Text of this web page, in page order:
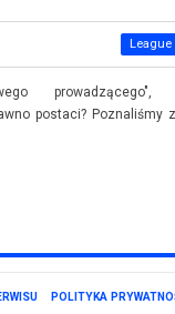
postaci? Poznaliśmy
POLITYKA